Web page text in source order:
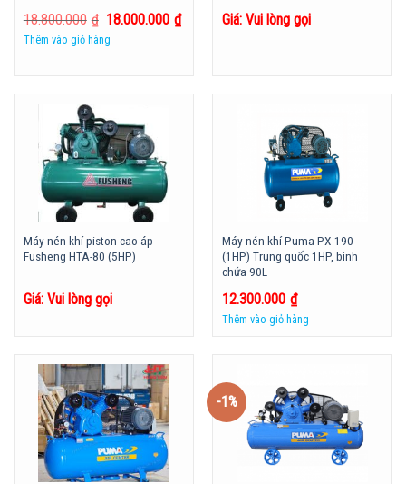
18.800.000 ₫ 18.000.000 ₫
Thêm vào giỏ hàng
Giá: Vui lòng gọi
Máy nén khí piston cao áp
Fusheng HTA-80 (5HP)
Giá: Vui lòng gọi
Máy nén khí Puma PX-190
(1HP) Trung quốc 1HP, bình
chứa 90L
12.300.000 ₫
Thêm vào giỏ hàng
-1%